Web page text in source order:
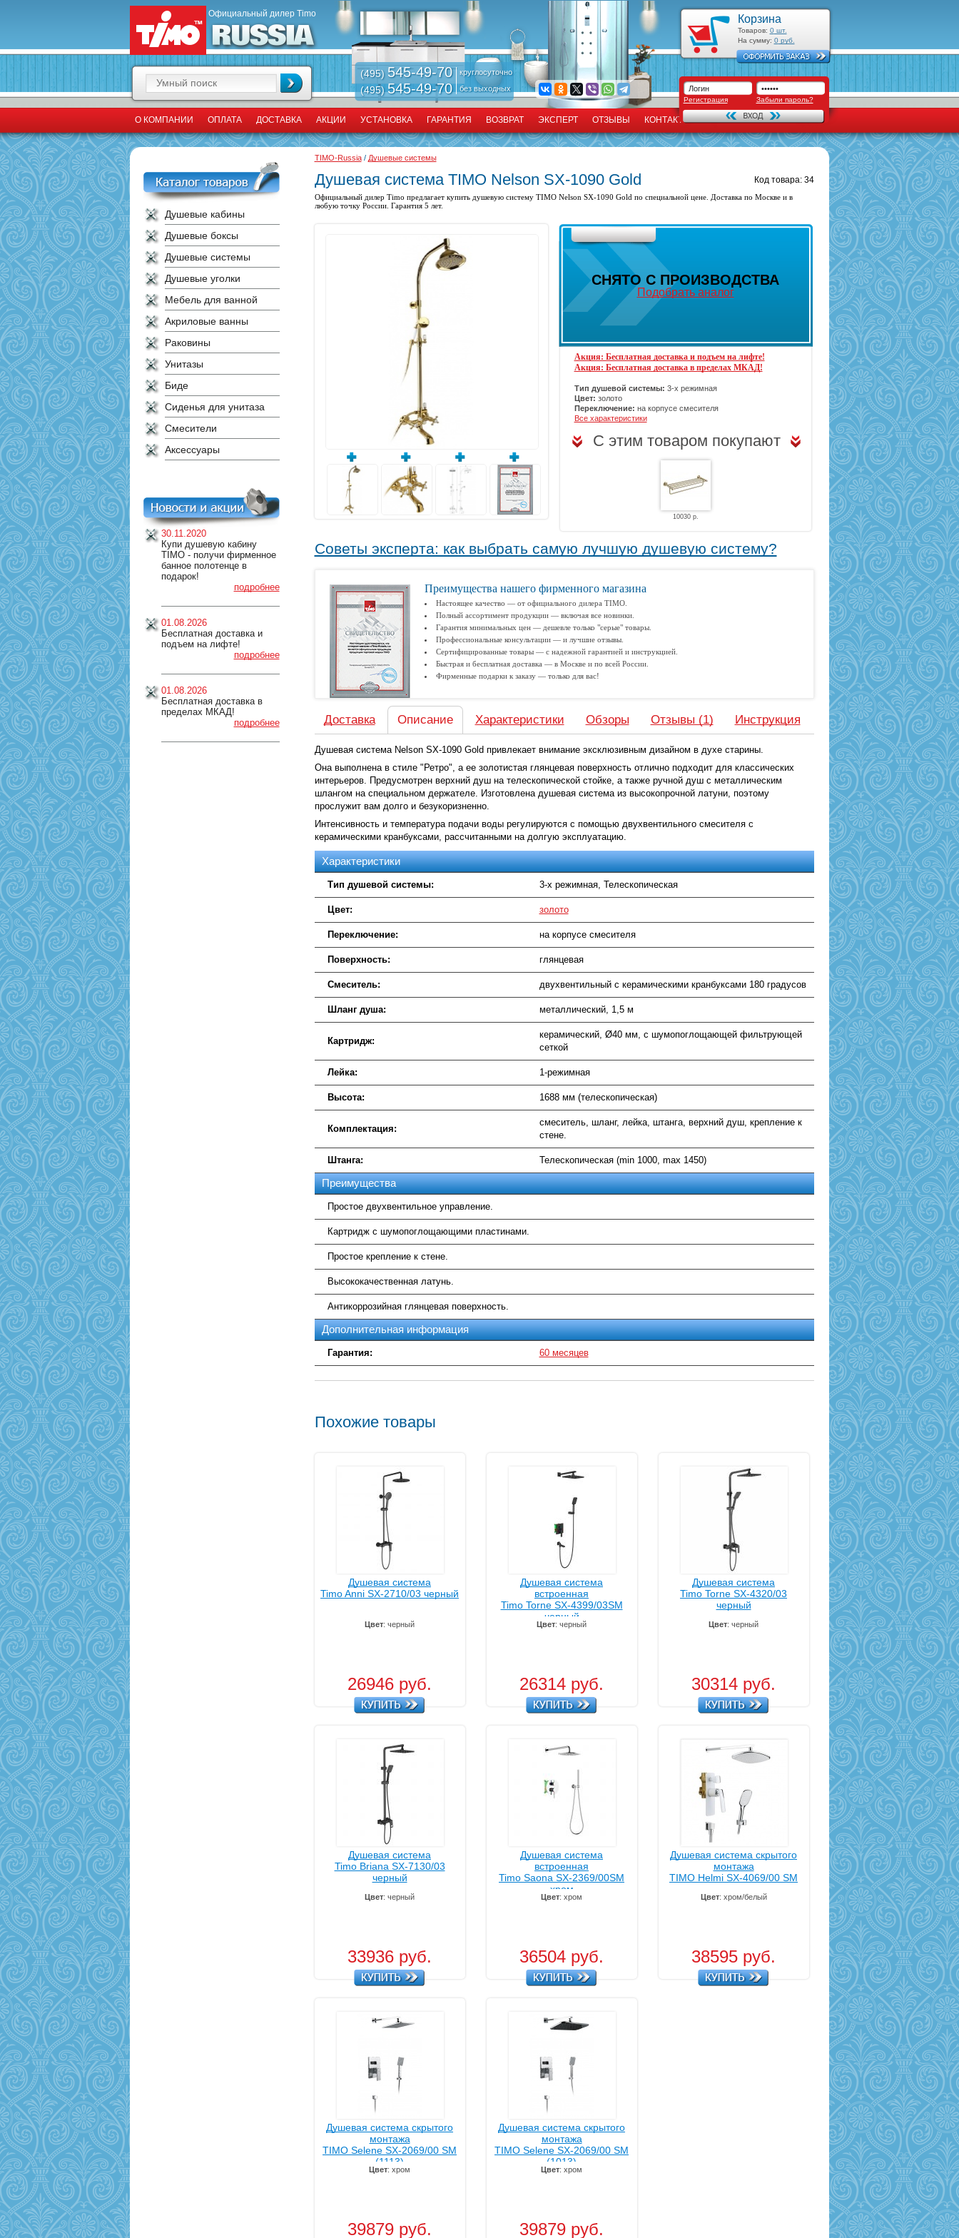
Официальный дилер Timo
(495) 545-49-70
(495)545-49-70
круглосуточно
без выходных
Корзина
Товаров: 0шт.
На сумму: 0руб.
Регистрация Забыли пароль?
О КОМПАНИИ ОПЛАТА ДОСТАВКА АКЦИИ УСТАНОВКА ГАРАНТИЯ ВОЗВРАТ ЭКСПЕРТ ОТЗЫВЫ КОНТАКТЫ
Душевые кабины
Душевые боксы
Душевые системы
Душевые уголки
Мебель для ванной
Акриловые ванны
Раковины
Унитазы
Биде
Сиденья для унитаза
Смесители
Аксессуары
30.11.2020
Купи душевую кабину
TIMO - получи фирменное
банное полотенце в
подарок!
подробнее
01.08.2026
Бесплатная доставка и
подъем на лифте!
подробнее
01.08.2026
Бесплатная доставка в
пределах МКАД!
подробнее
TIMO-Russia/ Душевые системы
Код товара: 34
Душевая система TIMO Nelson SX-1090 Gold
Официальный дилер Timo предлагает купить душевую систему TIMO Nelson SX-1090 Gold по специальной цене. Доставка по Москве и в
любую точку России. Гарантия 5 лет.
СНЯТО С ПРОИЗВОДСТВА
Подобрать аналог
Акция: Бесплатная доставка и подъем на лифте!
Акция: Бесплатная доставка в пределах МКАД!
Тип душевой системы: 3-х режимная
Цвет: золото
Переключение: на корпусе смесителя
Все характеристики
С этим товаром покупают
10030 р.
Советы эксперта: как выбрать самую лучшую душевую систему?
Преимущества нашего фирменного магазина
Настоящее качество — от официального дилера TIMO.
Полный ассортимент продукции — включая все новинки.
Гарантия минимальных цен — дешевле только "серые" товары.
Профессиональные консультации — и лучшие отзывы.
Сертифицированные товары — с надежной гарантией и инструкцией.
Быстрая и бесплатная доставка — в Москве и по всей России.
Фирменные подарки к заказу — только для вас!
Доставка Описание Характеристики Обзоры Отзывы (1) Инструкция
Душевая система Nelson SX-1090 Gold привлекает внимание эксклюзивным дизайном в духе старины.
Она выполнена в стиле "Ретро", а ее золотистая глянцевая поверхность отлично подходит для классических
интерьеров. Предусмотрен верхний душ на телескопической стойке, а также ручной душ с металлическим
шлангом на специальном держателе. Изготовлена душевая система из высокопрочной латуни, поэтому
прослужит вам долго и безукоризненно.
Интенсивность и температура подачи воды регулируются с помощью двухвентильного смесителя с
керамическими кранбуксами, рассчитанными на долгую эксплуатацию.
Характеристики
Тип душевой системы: 3-х режимная, Телескопическая
Цвет: золото
Переключение: на корпусе смесителя
Поверхность: глянцевая
Смеситель: двухвентильный с керамическими кранбуксами 180 градусов
Шланг душа: металлический, 1,5 м
Картридж:
керамический, Ø40 мм, с шумопоглощающей фильтрующей
сеткой
Лейка: 1-режимная
Высота: 1688 мм (телескопическая)
Комплектация:
смеситель, шланг, лейка, штанга, верхний душ, крепление к
стене.
Штанга: Телескопическая (min 1000, max 1450)
Преимущества
Простое двухвентильное управление.
Картридж с шумопоглощающими пластинами.
Простое крепление к стене.
Высококачественная латунь.
Антикоррозийная глянцевая поверхность.
Дополнительная информация
Гарантия: 60 месяцев
Похожие товары
Душевая система
Timo Anni SX-2710/03 черный
Цвет: черный
26946 руб.
Душевая система
встроенная
Timo Torne SX-4399/03SM
черный
Цвет: черный
26314 руб.
Душевая система
Timo Torne SX-4320/03
черный
Цвет: черный
30314 руб.
Душевая система
Timo Briana SX-7130/03
черный
Цвет: черный
33936 руб.
Душевая система
встроенная
Timo Saona SX-2369/00SM
хром
Цвет: хром
36504 руб.
Душевая система скрытого
монтажа
TIMO Helmi SX-4069/00 SM
Цвет: хром/белый
38595 руб.
Душевая система скрытого
монтажа
TIMO Selene SX-2069/00 SM
(1113)
Цвет: хром
39879 руб.
Душевая система скрытого
монтажа
TIMO Selene SX-2069/00 SM
(1013)
Цвет: хром
39879 руб.